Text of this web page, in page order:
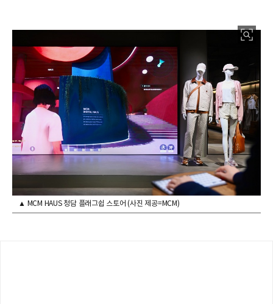
▲ MCM HAUS 청담 플래그쉽 스토어 (사진 제공=MCM)